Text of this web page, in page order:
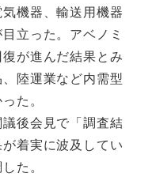
機器、輸送用機器
立った。アベノミ
が進んだ結果とみ
陸運業など内需型
た。
後会見で「調査結
着実に波及してい
た。